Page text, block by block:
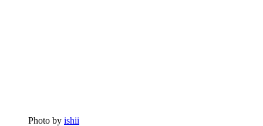
Photo by ishii